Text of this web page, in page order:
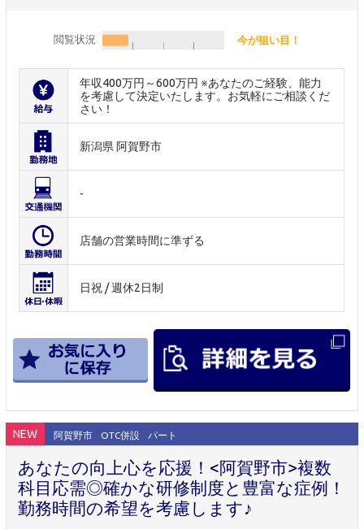
閲覧状況 今が狙い目！
年収400万円～600万円 ※あなたのご経験、能力
を考慮して決定いたします。お気軽にご相談くだ
さい！
新潟県 阿賀野市
-
店舗の営業時間に準ずる
日祝 / 週休2日制
NEW 阿賀野市 OTC併設 パート
あなたの向上心を応援！<阿賀野市>複数
科目応需◎確かな研修制度と豊富な症例！
勤務時間の希望を考慮します♪